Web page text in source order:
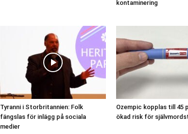
kontaminering
Tyranni i Storbritannien: Folk
fängslas för inlägg på sociala
medier
Ozempic kopplas till 45
ökad risk för